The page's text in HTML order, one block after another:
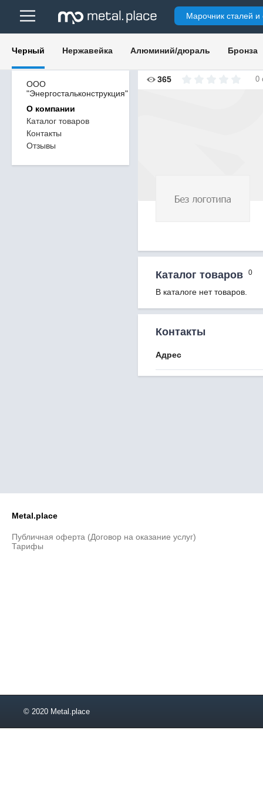
Марочник сталей и
Черный Нержавейка Алюминий/дюраль Бронза
ООО
"Энергостальконструкция"
О компании
Каталог товаров
Контакты
Отзывы
365 0
Каталог товаров 0
В каталоге нет товаров.
Контакты
Адрес
Metal.place
Публичная оферта (Договор на оказание услуг)
Тарифы
© 2020 Metal.place